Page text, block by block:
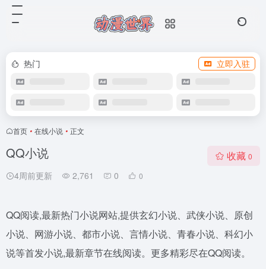
热门 立即入驻
首页 • 在线小说 • 正文
QQ小说
4周前更新 2,761 0 0
收藏 0
QQ阅读,最新热门小说网站,提供玄幻小说、武侠小说、原创
小说、网游小说、都市小说、言情小说、青春小说、科幻小
说等首发小说,最新章节在线阅读。更多精彩尽在QQ阅读。